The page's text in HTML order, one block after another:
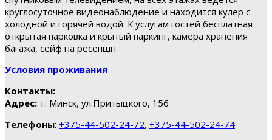
круглосуточное видеонаблюдение и находится кулер с
холодной и горячей водой. К услугам гостей бесплатная
открытая парковка и крытый паркинг, камера хранения
багажа, сейф на ресепшн.
Условия проживания
Контакты:
Адрес:: г. Минск, ул.Притыцкого, 156
Телефоны: +375-44-502-24-72, +375-44-502-24-74